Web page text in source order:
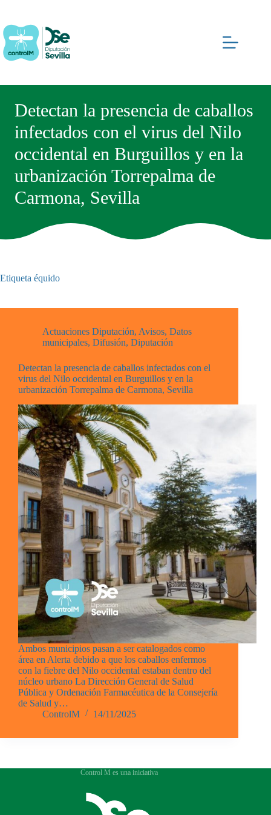
contenido
Detectan la presencia de caballos
infectados con el virus del Nilo
occidental en Burguillos y en la
urbanización Torrepalma de
Carmona, Sevilla
Etiqueta équido
Actuaciones Diputación, Avisos, Datos
municipales, Difusión, Diputación
Detectan la presencia de caballos infectados con el
virus del Nilo occidental en Burguillos y en la
urbanización Torrepalma de Carmona, Sevilla
Ambos municipios pasan a ser catalogados como
área en Alerta debido a que los caballos enfermos
con la fiebre del Nilo occidental estaban dentro del
núcleo urbano La Dirección General de Salud
Pública y Ordenación Farmacéutica de la Consejería
de Salud y…
ControlM
14/11/2025
Control M es una iniciativa